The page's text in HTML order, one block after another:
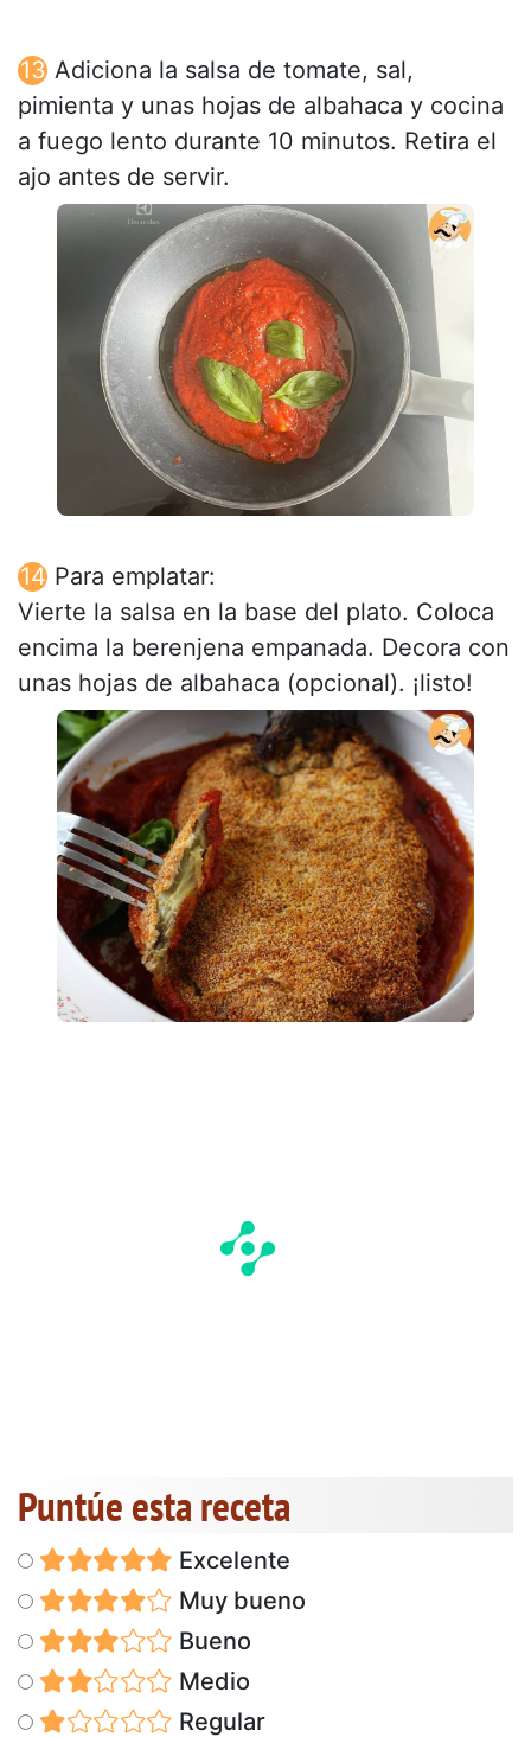
Adiciona la salsa de tomate, sal,
pimienta y unas hojas de albahaca y cocina
a fuego lento durante 10 minutos. Retira el
ajo antes de servir.
Para emplatar:
Vierte la salsa en la base del plato. Coloca
encima la berenjena empanada. Decora con
unas hojas de albahaca (opcional). ¡listo!
Puntúe esta receta
Excelente
Muy bueno
Bueno
Medio
Regular